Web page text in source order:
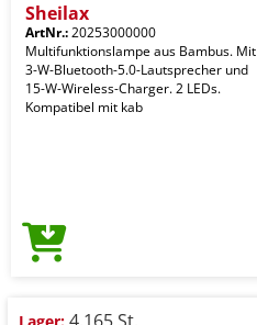
Sheilax
ArtNr.:20253000000
Multifunktionslampe aus Bambus. Mit
3-W-Bluetooth-5.0-Lautsprecher und
15-W-Wireless-Charger. 2 LEDs.
Kompatibel mit kab